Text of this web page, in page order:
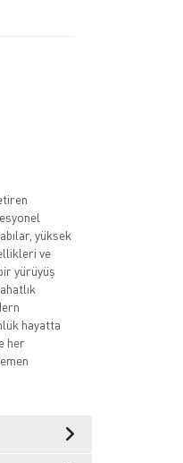
yüksek
ve
yürüyüş
hayatta
her